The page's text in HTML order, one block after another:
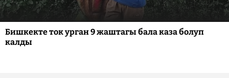
Бишкекте ток урган 9 жаштагы бала каза болуп
калды